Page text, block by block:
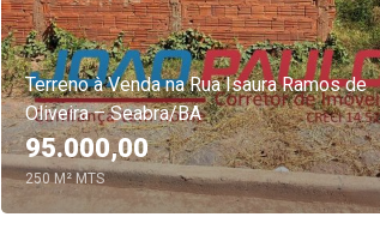
Terreno à Venda na Rua Isaura Ramos de
Oliveira – Seabra/BA
95.000,00
250 M² MTS